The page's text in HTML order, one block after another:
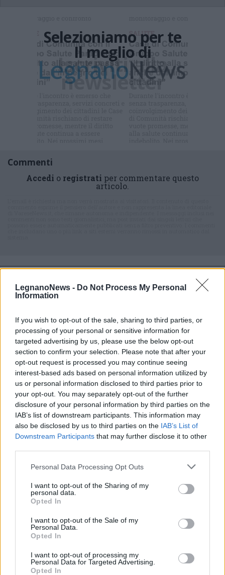
LegnanoNews - Do Not Process My Personal
Information
If you wish to opt-out of the sale, sharing to third parties, or
processing of your personal or sensitive information for
targeted advertising by us, please use the below opt-out
section to confirm your selection. Please note that after your
opt-out request is processed you may continue seeing
interest-based ads based on personal information utilized by
us or personal information disclosed to third parties prior to
your opt-out. You may separately opt-out of the further
disclosure of your personal information by third parties on the
IAB’s list of downstream participants. This information may
also be disclosed by us to third parties on the IAB’s List of
Downstream Participants that may further disclose it to other
Personal Data Processing Opt Outs
I want to opt-out of the Sharing of my
personal data.
Opted In
I want to opt-out of the Sale of my
Personal Data.
Opted In
I want to opt-out of processing my
Personal Data for Targeted Advertising.
Opted In
Selezioniamo per te
Il meglio di
Commenti
Accedi o registrati per commentare questo
articolo.
ALTRE NOTIZIE DI PARABIAGO